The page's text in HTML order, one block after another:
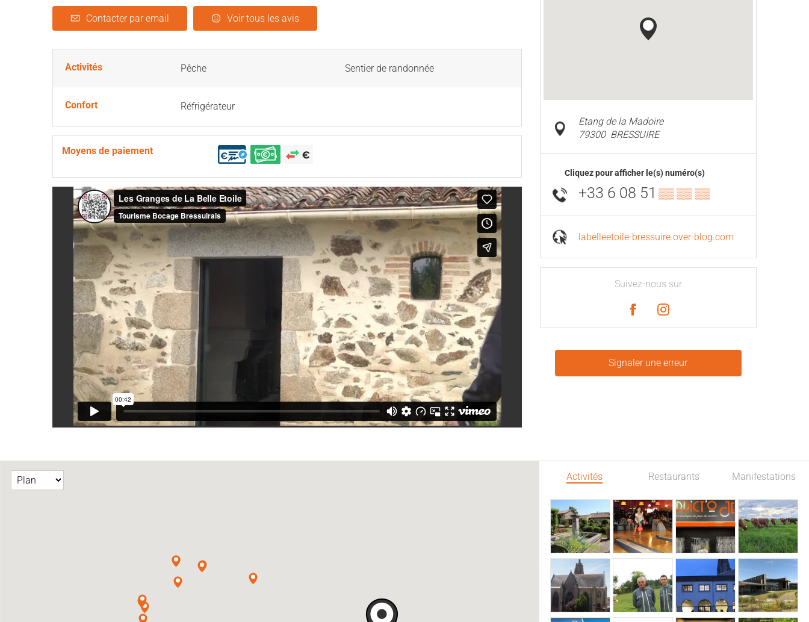
Contacter par email Voir tous les avis
Activités Pêche Sentier de randonnée
Confort Réfrigérateur
Moyens de paiement
Etang de la Madoire
79300 BRESSUIRE
Cliquez pour afficher le(s) numéro(s)
+33 6 08 51 ▒▒ ▒▒ ▒▒
labelleetoile-bressuire.over-blog.com
Suivez-nous sur
Signaler une erreur
Activités Restaurants Manifestations